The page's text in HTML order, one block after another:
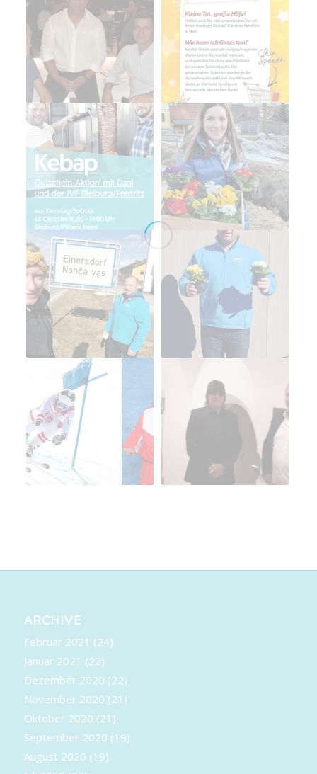
ARCHIVE
Februar 2021 (24)
Januar 2021 (22)
Dezember 2020 (22)
November 2020 (21)
Oktober 2020 (21)
September 2020 (19)
August 2020 (19)